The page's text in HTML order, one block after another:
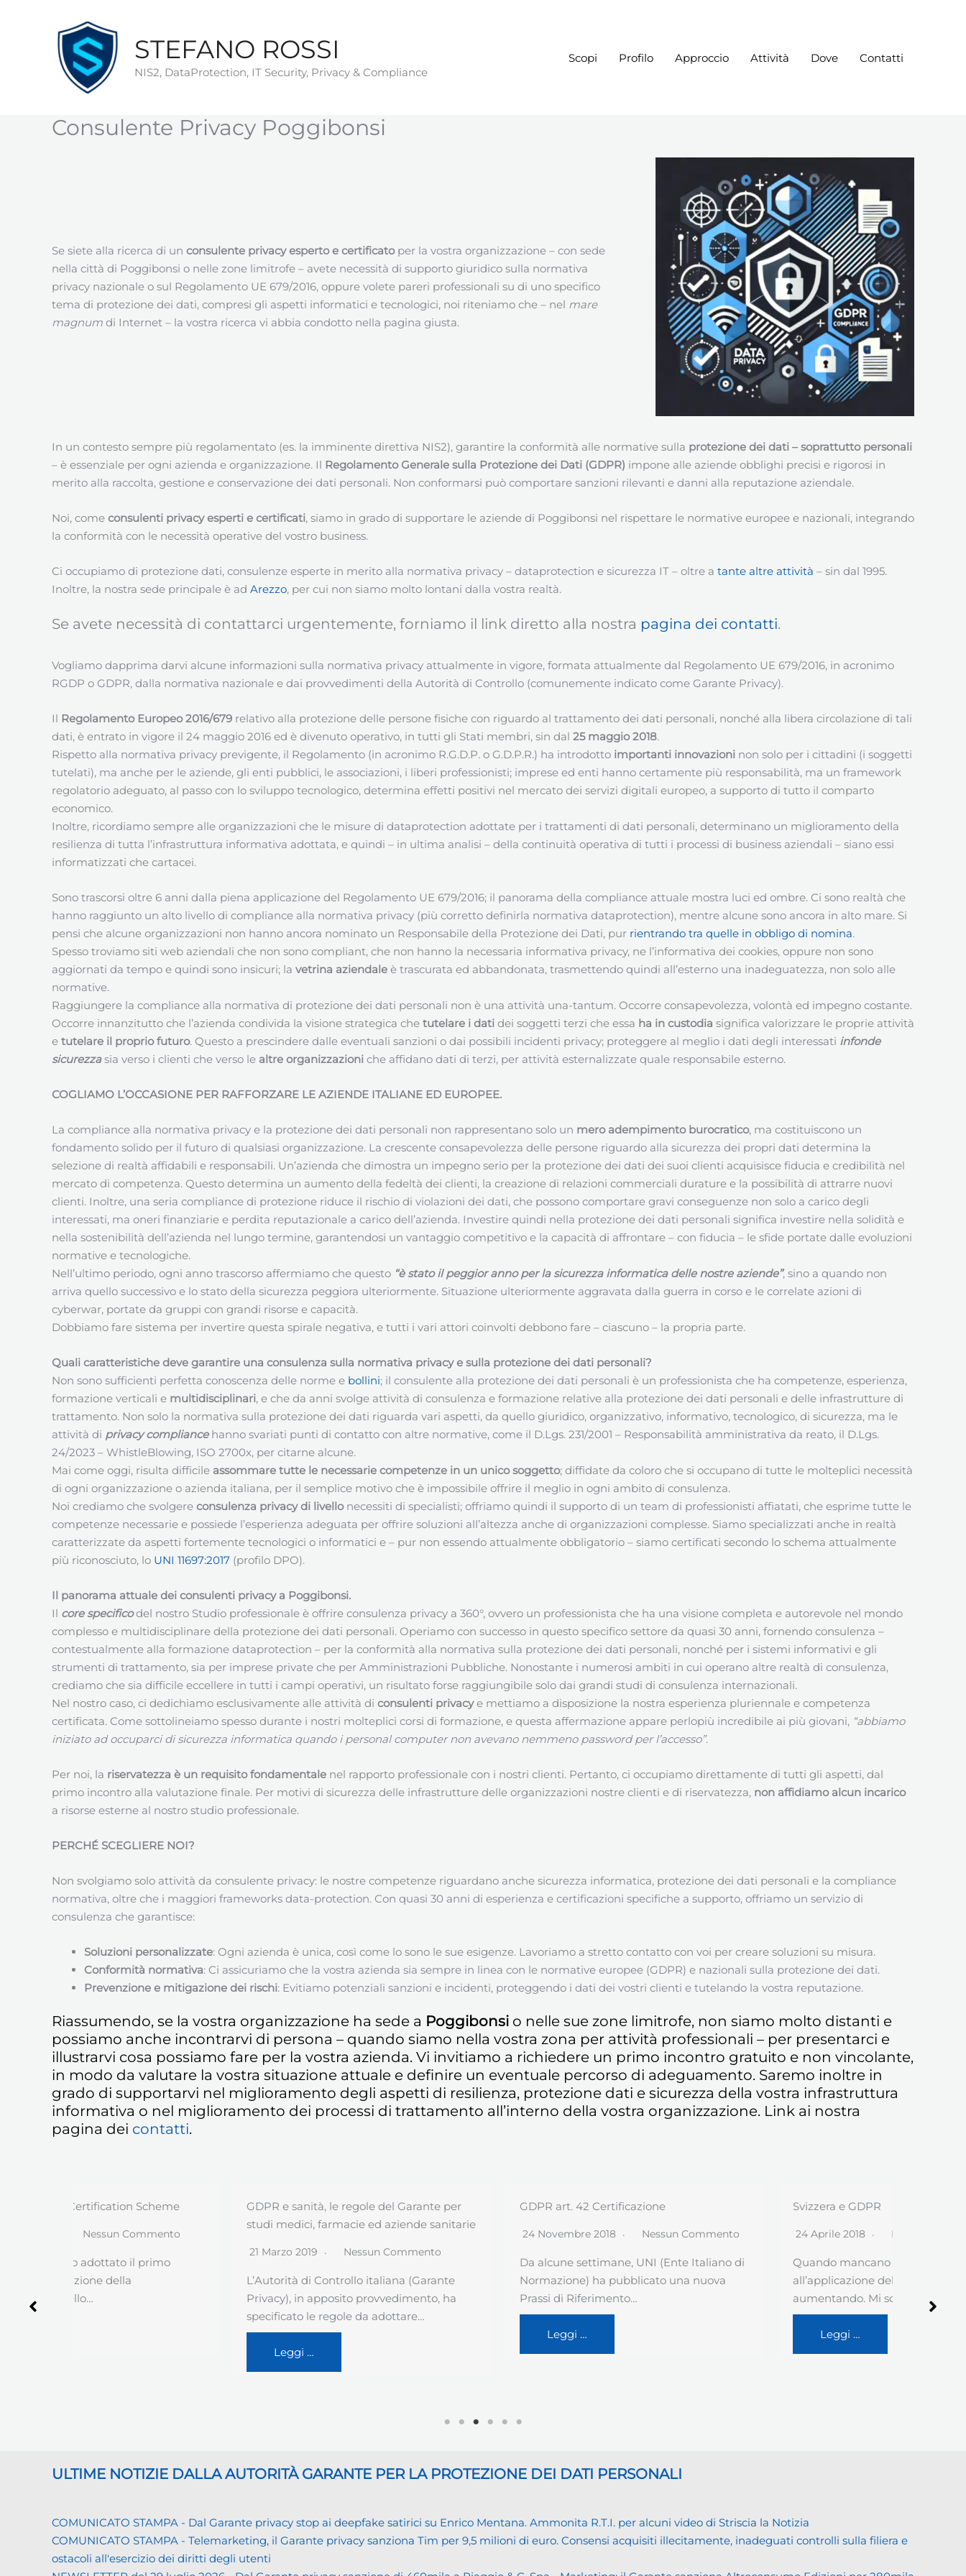
STEFANO ROSSI
NIS2, DataProtection, IT Security, Privacy & Compliance
Scopi Profilo Approccio Attività Dove Contatti
Consulente Privacy Poggibonsi
Se siete alla ricerca di un consulente privacy esperto e certificatoper la vostra organizzazione – con sede
nella città di Poggibonsi o nelle zone limitrofe – avete necessità di supporto giuridico sulla normativa
privacy nazionale o sul Regolamento UE 679/2016, oppure volete pareri professionali su di uno specifico
tema di protezione dei dati, compresi gli aspetti informatici e tecnologici, noi riteniamo che – nel mare
magnum di Internet – la vostra ricerca vi abbia condotto nella pagina giusta.
In un contesto sempre più regolamentato (es. la imminente direttiva NIS2), garantire la conformità alle normative sulla protezione dei dati – soprattutto personali
– è essenziale per ogni azienda e organizzazione. Il Regolamento Generale sulla Protezione dei Dati (GDPR) impone alle aziende obblighi precisi e rigorosi in
merito alla raccolta, gestione e conservazione dei dati personali. Non conformarsi può comportare sanzioni rilevanti e danni alla reputazione aziendale.
Noi, come consulenti privacy esperti e certificati, siamo in grado di supportare le aziende di Poggibonsi nel rispettare le normative europee e nazionali, integrando
la conformità con le necessità operative del vostro business.
Ci occupiamo di protezione dati, consulenze esperte in merito alla normativa privacy – dataprotection e sicurezza IT – oltre a tante altre attività – sin dal 1995.
Inoltre, la nostra sede principale è ad Arezzo, per cui non siamo molto lontani dalla vostra realtà.
Se avete necessità di contattarci urgentemente, forniamo il link diretto alla nostra pagina dei contatti.
Vogliamo dapprima darvi alcune informazioni sulla normativa privacy attualmente in vigore, formata attualmente dal Regolamento UE 679/2016, in acronimo
RGDP o GDPR, dalla normativa nazionale e dai provvedimenti della Autorità di Controllo (comunemente indicato come Garante Privacy).
Il Regolamento Europeo 2016/679 relativo alla protezione delle persone fisiche con riguardo al trattamento dei dati personali, nonché alla libera circolazione di tali
dati, è entrato in vigore il 24 maggio 2016 ed è divenuto operativo, in tutti gli Stati membri, sin dal 25 maggio 2018.
Rispetto alla normativa privacy previgente, il Regolamento (in acronimo R.G.D.P. o G.D.P.R.) ha introdotto importanti innovazioni non solo per i cittadini (i soggetti
tutelati), ma anche per le aziende, gli enti pubblici, le associazioni, i liberi professionisti; imprese ed enti hanno certamente più responsabilità, ma un framework
regolatorio adeguato, al passo con lo sviluppo tecnologico, determina effetti positivi nel mercato dei servizi digitali europeo, a supporto di tutto il comparto
economico.
Inoltre, ricordiamo sempre alle organizzazioni che le misure di dataprotection adottate per i trattamenti di dati personali, determinano un miglioramento della
resilienza di tutta l’infrastruttura informativa adottata, e quindi – in ultima analisi – della continuità operativa di tutti i processi di business aziendali – siano essi
informatizzati che cartacei.
Sono trascorsi oltre 6 anni dalla piena applicazione del Regolamento UE 679/2016; il panorama della compliance attuale mostra luci ed ombre. Ci sono realtà che
hanno raggiunto un alto livello di compliance alla normativa privacy (più corretto definirla normativa dataprotection), mentre alcune sono ancora in alto mare. Si
pensi che alcune organizzazioni non hanno ancora nominato un Responsabile della Protezione dei Dati, pur rientrando tra quelle in obbligo di nomina.
Spesso troviamo siti web aziendali che non sono compliant, che non hanno la necessaria informativa privacy, ne l’informativa dei cookies, oppure non sono
aggiornati da tempo e quindi sono insicuri; la vetrina aziendale è trascurata ed abbandonata, trasmettendo quindi all’esterno una inadeguatezza, non solo alle
normative.
Raggiungere la compliance alla normativa di protezione dei dati personali non è una attività una-tantum. Occorre consapevolezza, volontà ed impegno costante.
Occorre innanzitutto che l’azienda condivida la visione strategica che tutelare i dati dei soggetti terzi che essa ha in custodia significa valorizzare le proprie attività
e tutelare il proprio futuro. Questo a prescindere dalle eventuali sanzioni o dai possibili incidenti privacy; proteggere al meglio i dati degli interessati infonde
sicurezzasia verso i clienti che verso le altre organizzazioni che affidano dati di terzi, per attività esternalizzate quale responsabile esterno.
COGLIAMO L’OCCASIONE PER RAFFORZARE LE AZIENDE ITALIANE ED EUROPEE.
La compliance alla normativa privacy e la protezione dei dati personali non rappresentano solo un mero adempimento burocratico, ma costituiscono un
fondamento solido per il futuro di qualsiasi organizzazione. La crescente consapevolezza delle persone riguardo alla sicurezza dei propri dati determina la
selezione di realtà affidabili e responsabili. Un’azienda che dimostra un impegno serio per la protezione dei dati dei suoi clienti acquisisce fiducia e credibilità nel
mercato di competenza. Questo determina un aumento della fedeltà dei clienti, la creazione di relazioni commerciali durature e la possibilità di attrarre nuovi
clienti. Inoltre, una seria compliance di protezione riduce il rischio di violazioni dei dati, che possono comportare gravi conseguenze non solo a carico degli
interessati, ma oneri finanziarie e perdita reputazionale a carico dell’azienda. Investire quindi nella protezione dei dati personali significa investire nella solidità e
nella sostenibilità dell’azienda nel lungo termine, garantendosi un vantaggio competitivo e la capacità di affrontare – con fiducia – le sfide portate dalle evoluzioni
normative e tecnologiche.
Nell’ultimo periodo, ogni anno trascorso affermiamo che questo “è stato il peggior anno per la sicurezza informatica delle nostre aziende”, sino a quando non
arriva quello successivo e lo stato della sicurezza peggiora ulteriormente. Situazione ulteriormente aggravata dalla guerra in corso e le correlate azioni di
cyberwar, portate da gruppi con grandi risorse e capacità.
Dobbiamo fare sistema per invertire questa spirale negativa, e tutti i vari attori coinvolti debbono fare – ciascuno – la propria parte.
Quali caratteristiche deve garantire una consulenza sulla normativa privacy e sulla protezione dei dati personali?
Non sono sufficienti perfetta conoscenza delle norme e bollini; il consulente alla protezione dei dati personali è un professionista che ha competenze, esperienza,
formazione verticali e multidisciplinari, e che da anni svolge attività di consulenza e formazione relative alla protezione dei dati personali e delle infrastrutture di
trattamento. Non solo la normativa sulla protezione dei dati riguarda vari aspetti, da quello giuridico, organizzativo, informativo, tecnologico, di sicurezza, ma le
attività di privacy compliancehanno svariati punti di contatto con altre normative, come il D.Lgs. 231/2001 – Responsabilità amministrativa da reato, il D.Lgs.
24/2023 – WhistleBlowing, ISO 2700x, per citarne alcune.
Mai come oggi, risulta difficile assommare tutte le necessarie competenze in un unico soggetto; diffidate da coloro che si occupano di tutte le molteplici necessità
di ogni organizzazione o azienda italiana, per il semplice motivo che è impossibile offrire il meglio in ogni ambito di consulenza.
Noi crediamo che svolgere consulenza privacy di livellonecessiti di specialisti; offriamo quindi il supporto di un team di professionisti affiatati, che esprime tutte le
competenze necessarie e possiede l’esperienza adeguata per offrire soluzioni all’altezza anche di organizzazioni complesse. Siamo specializzati anche in realtà
caratterizzate da aspetti fortemente tecnologici o informatici e – pur non essendo attualmente obbligatorio – siamo certificati secondo lo schema attualmente
più riconosciuto, lo UNI 11697:2017 (profilo DPO).
Il panorama attuale dei consulenti privacy a Poggibonsi.
Il core specificodel nostro Studio professionale è offrire consulenza privacy a 360°, ovvero un professionista che ha una visione completa e autorevole nel mondo
complesso e multidisciplinare della protezione dei dati personali. Operiamo con successo in questo specifico settore da quasi 30 anni, fornendo consulenza –
contestualmente alla formazione dataprotection – per la conformità alla normativa sulla protezione dei dati personali, nonché per i sistemi informativi e gli
strumenti di trattamento, sia per imprese private che per Amministrazioni Pubbliche. Nonostante i numerosi ambiti in cui operano altre realtà di consulenza,
crediamo che sia difficile eccellere in tutti i campi operativi, un risultato forse raggiungibile solo dai grandi studi di consulenza internazionali.
Nel nostro caso, ci dedichiamo esclusivamente alle attività di consulenti privacye mettiamo a disposizione la nostra esperienza pluriennale e competenza
certificata. Come sottolineiamo spesso durante i nostri molteplici corsi di formazione, e questa affermazione appare perlopiù incredibile ai più giovani, “abbiamo
iniziato ad occuparci di sicurezza informatica quando i personal computer non avevano nemmeno password per l’accesso”.
Per noi, la riservatezza è un requisito fondamentale nel rapporto professionale con i nostri clienti. Pertanto, ci occupiamo direttamente di tutti gli aspetti, dal
primo incontro alla valutazione finale. Per motivi di sicurezza delle infrastrutture delle organizzazioni nostre clienti e di riservatezza, non affidiamo alcun incarico
a risorse esterne al nostro studio professionale.
PERCHÉ SCEGLIERE NOI?
Non svolgiamo solo attività da consulente privacy: le nostre competenze riguardano anche sicurezza informatica, protezione dei dati personali e la compliance
normativa, oltre che i maggiori frameworks data-protection. Con quasi 30 anni di esperienza e certificazioni specifiche a supporto, offriamo un servizio di
consulenza che garantisce:
Soluzioni personalizzate: Ogni azienda è unica, così come lo sono le sue esigenze. Lavoriamo a stretto contatto con voi per creare soluzioni su misura.
Conformità normativa: Ci assicuriamo che la vostra azienda sia sempre in linea con le normative europee (GDPR) e nazionali sulla protezione dei dati.
Prevenzione e mitigazione dei rischi: Evitiamo potenziali sanzioni e incidenti, proteggendo i dati dei vostri clienti e tutelando la vostra reputazione.
Riassumendo, se la vostra organizzazione ha sede a Poggibonsi o nelle sue zone limitrofe, non siamo molto distanti e
possiamo anche incontrarvi di persona – quando siamo nella vostra zona per attività professionali – per presentarci e
illustrarvi cosa possiamo fare per la vostra azienda. Vi invitiamo a richiedere un primo incontro gratuito e non vincolante,
in modo da valutare la vostra situazione attuale e definire un eventuale percorso di adeguamento. Saremo inoltre in
grado di supportarvi nel miglioramento degli aspetti di resilienza, protezione dati e sicurezza della vostra infrastruttura
informativa o nel miglioramento dei processi di trattamento all’interno della vostra organizzazione. Link ai nostra
pagina dei contatti.
GDPR e sanità, le regole del Garante per
studi medici, farmacie ed aziende sanitarie
Nessun Commento
L’Autorità di Controllo italiana (Garante
Privacy), in apposito provvedimento, ha
specificato le regole da adottare…
GDPR art. 42 Certificazione
Nessun Commento
Da alcune settimane, UNI (Ente Italiano di
Normazione) ha pubblicato una nuova
Prassi di Riferimento…
Svizzera e GDPR
24 Aprile 2018 Nessun Commento
Quando mancano esattamente 30 giorni
all’applicazione del GDPR, la tensione stà
ULTIME NOTIZIE DALLA AUTORITÀ GARANTE PER LA PROTEZIONE DEI DATI PERSONALI
COMUNICATO STAMPA - Dal Garante privacy stop ai deepfake satirici su Enrico Mentana. Ammonita R.T.I. per alcuni video di Striscia la Notizia
COMUNICATO STAMPA - Telemarketing, il Garante privacy sanziona Tim per 9,5 milioni di euro. Consensi acquisiti illecitamente, inadeguati controlli sulla filiera e
ostacoli all'esercizio dei diritti degli utenti